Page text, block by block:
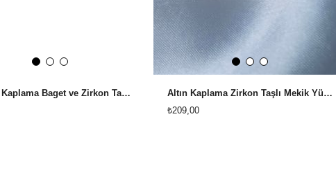
Gümüş Kaplama Baget ve Zirkon Taşlı Tamtur Ayarlanabilir Yüzük
Altın Kaplama Zirkon Taşlı Mekik Yüzük
₺209,00